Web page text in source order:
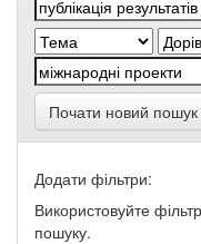
Почати новий пошук
Додати фільтри:
Використовуйте
пошуку.